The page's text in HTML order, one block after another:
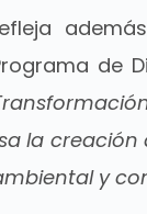
de
la creación
y